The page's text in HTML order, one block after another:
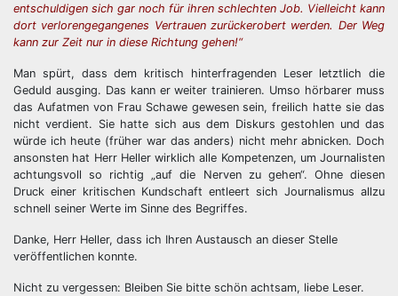
entschuldigen sich gar noch für ihren schlechten Job. Vielleicht kann
dort verlorengegangenes Vertrauen zurückerobert werden. Der Weg
kann zur Zeit nur in diese Richtung gehen!“
Man spürt, dass dem kritisch hinterfragenden Leser letztlich die
Geduld ausging. Das kann er weiter trainieren. Umso hörbarer muss
das Aufatmen von Frau Schawe gewesen sein, freilich hatte sie das
nicht verdient. Sie hatte sich aus dem Diskurs gestohlen und das
würde ich heute (früher war das anders) nicht mehr abnicken. Doch
ansonsten hat Herr Heller wirklich alle Kompetenzen, um Journalisten
achtungsvoll so richtig „auf die Nerven zu gehen“. Ohne diesen
Druck einer kritischen Kundschaft entleert sich Journalismus allzu
schnell seiner Werte im Sinne des Begriffes.
Danke, Herr Heller, dass ich Ihren Austausch an dieser Stelle
veröffentlichen konnte.
Nicht zu vergessen: Bleiben Sie bitte schön achtsam, liebe Leser.